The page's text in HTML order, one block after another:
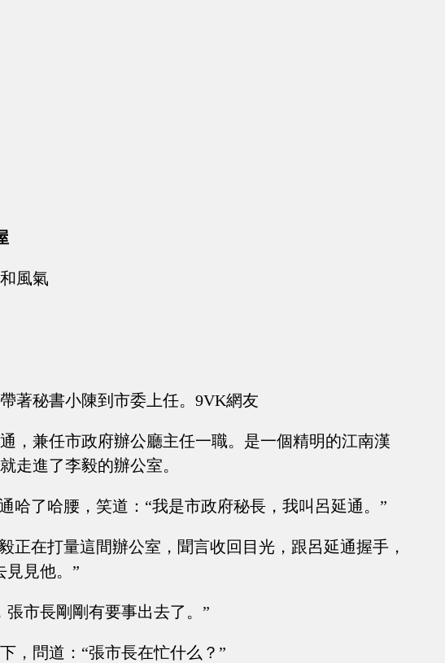
風氣
著秘書小陳到市委上任。9VK網友
，兼任市政府辦公廳主任一職。是一個精明的江南漢
走進了李毅的辦公室。
哈了哈腰，笑道：“我是市政府秘長，我叫呂延通。”
正在打量這間辦公室，聞言收回目光，跟呂延通握手，
見見他。”
張市長剛剛有要事出去了。”
，問道：“張市長在忙什么？”